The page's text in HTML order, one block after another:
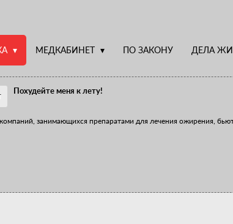
МЕДКАБИНЕТ ПО ЗАКОНУ ДЕЛА
Похудейте меня к лету!
занимающихся препаратами для лечения ожирения,